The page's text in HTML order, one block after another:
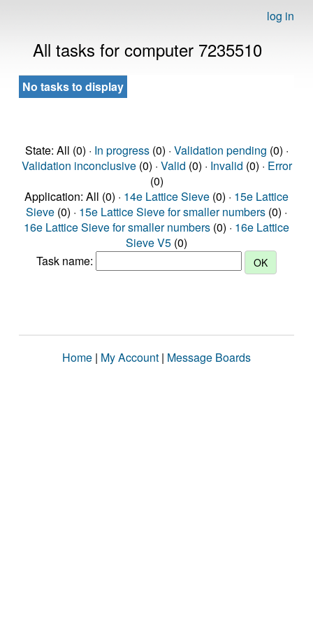
log in
All tasks for computer 7235510
No tasks to display
State: All (0) · In progress(0) · Validation pending (0) ·
Validation inconclusive(0) · Valid (0) · Invalid (0) · Error
(0)
Application: All (0) · 14e Lattice Sieve (0) · 15e Lattice
Sieve (0) · 15e Lattice Sieve for smaller numbers (0) ·
16e Lattice Sieve for smaller numbers (0) · 16e Lattice
Sieve V5 (0)
Task name:
Home | My Account | Message Boards